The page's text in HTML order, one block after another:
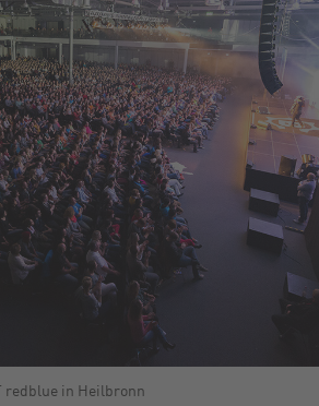
redblue in Heilbronn